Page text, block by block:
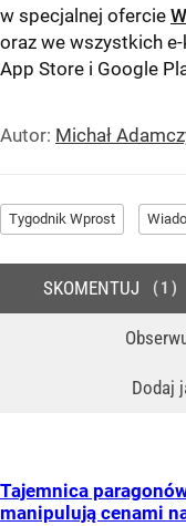
w specjalnej ofercie
oraz we wszystkich
App Store i Google
Autor: Michał
Tygodnik Wprost
Dodaj
SKOMENTUJ 1
Tajemnica
manipulują cenami